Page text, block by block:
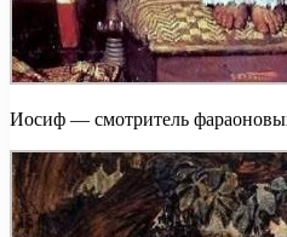
Иосиф — смотритель